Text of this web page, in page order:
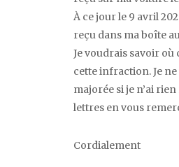
À ce jour le 9 avril
reçu dans ma boîte
Je voudrais savoir
cette infraction. Je
majorée si je n’ai
lettres en vous
Cordialement